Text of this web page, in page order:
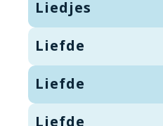
Liedjes
Liefde
Liefde
Liefde